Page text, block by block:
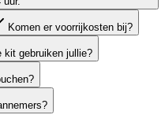
Komen er voorrijkosten bij?
kit gebruiken jullie?